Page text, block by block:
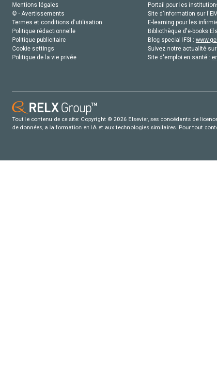
Mentions légales
© - Avertissements
Termes et conditions d'utilisation
Politique rédactionnelle
Politique publicitaire
Cookie settings
Politique de la vie privée
Portail pour les
Site d'information sur
E-learning pour les
Bibliothèque d'e-books
Blog special IFSI :
Suivez notre actualité
Site d'emploi en santé :
Tout le contenu de ce site: Copyright © 2026 Elsevier, ses concédants de
de données, a la formation en IA et aux technologies similaires. Pour tout